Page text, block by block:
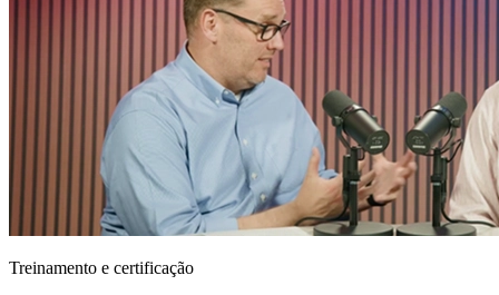
Treinamento e certificação